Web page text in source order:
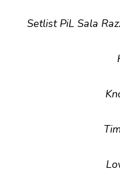
Setlist PiL Sala